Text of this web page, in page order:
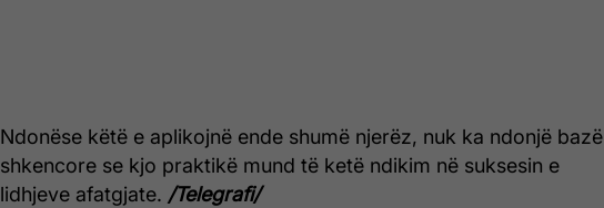
Ndonëse këtë e aplikojnë ende shumë njerëz, nuk ka ndonjë bazë
shkencore se kjo praktikë mund të ketë ndikim në suksesin e
lidhjeve afatgjate. /Telegrafi/